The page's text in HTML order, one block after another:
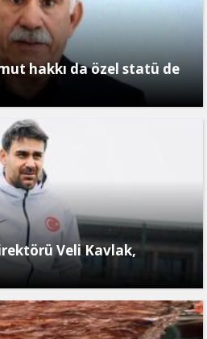
hakkı da özel statü de
Veli Kavlak,